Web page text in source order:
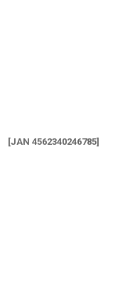
[JAN 4562340246785]